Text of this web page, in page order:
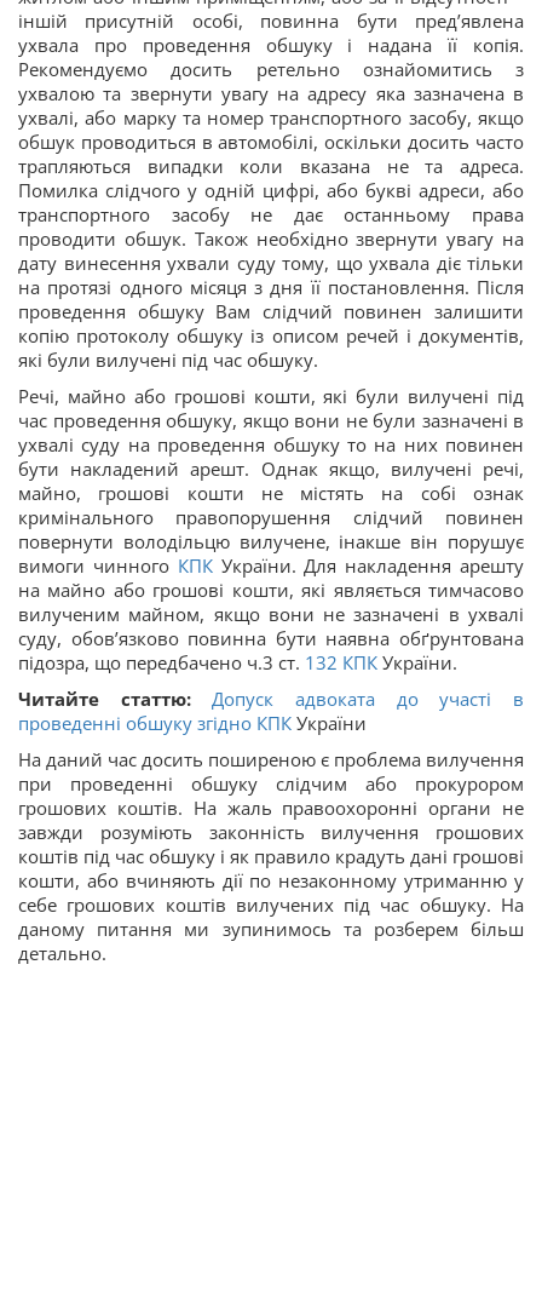
іншій присутній особі, повинна бути пред’явлена
ухвала про проведення обшуку і надана її копія.
Рекомендуємо досить ретельно ознайомитись з
ухвалою та звернути увагу на адресу яка зазначена в
ухвалі, або марку та номер транспортного засобу, якщо
обшук проводиться в автомобілі, оскільки досить часто
трапляються випадки коли вказана не та адреса.
Помилка слідчого у одній цифрі, або букві адреси, або
транспортного засобу не дає останньому права
проводити обшук. Також необхідно звернути увагу на
дату винесення ухвали суду тому, що ухвала діє тільки
на протязі одного місяця з дня її постановлення. Після
проведення обшуку Вам слідчий повинен залишити
копію протоколу обшуку із описом речей і документів,
які були вилучені під час обшуку.
Речі, майно або грошові кошти, які були вилучені під
час проведення обшуку, якщо вони не були зазначені в
ухвалі суду на проведення обшуку то на них повинен
бути накладений арешт. Однак якщо, вилучені речі,
майно, грошові кошти не містять на собі ознак
кримінального правопорушення слідчий повинен
повернути володільцю вилучене, інакше він порушує
вимоги чинного КПКУкраїни. Для накладення арешту
на майно або грошові кошти, які являється тимчасово
вилученим майном, якщо вони не зазначені в ухвалі
суду, обов’язково повинна бути наявна обґрунтована
підозра, що передбачено ч.3 ст. 132 КПК України.
Читайте статтю:
Допуск адвоката до участі в
проведенні обшуку згідно КПК України
На даний час досить поширеною є проблема вилучення
при проведенні обшуку слідчим або прокурором
грошових коштів. На жаль правоохоронні органи не
завжди розуміють законність вилучення грошових
коштів під час обшуку і як правило крадуть дані грошові
кошти, або вчиняють дії по незаконному утриманню у
себе грошових коштів вилучених під час обшуку. На
даному питання ми зупинимось та розберем більш
детально.